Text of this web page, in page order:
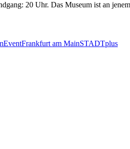
20 Uhr. Das Museum ist an
EventFrankfurt am MainSTADTplus